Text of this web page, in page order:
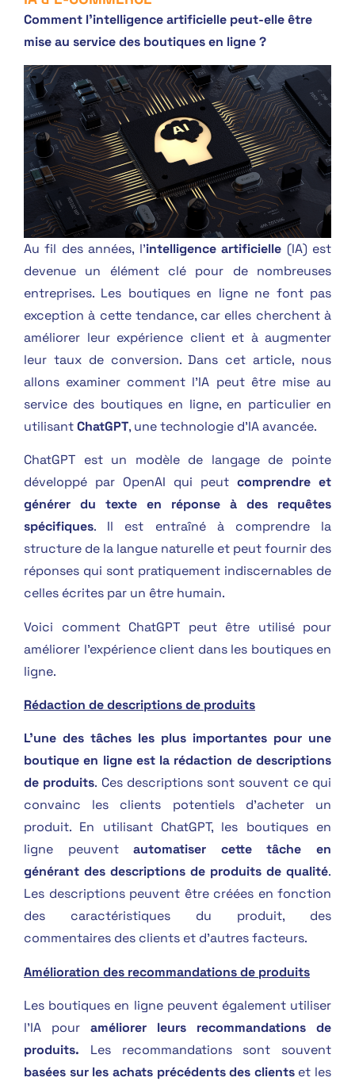
Comment l’intelligence artificielle peut-elle être
mise au service des boutiques en ligne ?
Au fil des années, l’intelligence artificielle (IA) est
devenue un élément clé pour de nombreuses
entreprises. Les boutiques en ligne ne font pas
exception à cette tendance, car elles cherchent à
améliorer leur expérience client et à augmenter
leur taux de conversion. Dans cet article, nous
allons examiner comment l’IA peut être mise au
service des boutiques en ligne, en particulier en
utilisantChatGPT, une technologie d’IA avancée.
ChatGPT est un modèle de langage de pointe
développé par OpenAI qui peut comprendre et
générer du texte en réponse à des requêtes
spécifiques. Il est entraîné à comprendre la
structure de la langue naturelle et peut fournir des
réponses qui sont pratiquement indiscernables de
celles écrites par un être humain.
Voici comment ChatGPT peut être utilisé pour
améliorer l’expérience client dans les boutiques en
ligne.
Rédaction de descriptions de produits
L’une des tâches les plus importantes pour une
boutique en ligne est la rédaction de descriptions
de produits. Ces descriptions sont souvent ce qui
convainc les clients potentiels d’acheter un
produit. En utilisant ChatGPT, les boutiques en
ligne peuventautomatiser cette tâche en
générant des descriptions de produits de qualité.
Les descriptions peuvent être créées en fonction
des caractéristiques du produit, des
commentaires des clients et d’autres facteurs.
Amélioration des recommandations de produits
Les boutiques en ligne peuvent également utiliser
l’IA pour améliorer leurs recommandations de
produits. Les recommandations sont souvent
basées sur les achats précédents des clientset les